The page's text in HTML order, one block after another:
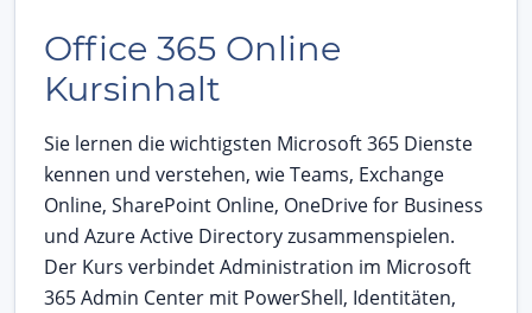
Office 365 Online
Kursinhalt
Sie lernen die wichtigsten Microsoft 365 Dienste
kennen und verstehen, wie Teams, Exchange
Online, SharePoint Online, OneDrive for Business
und Azure Active Directory zusammenspielen.
Der Kurs verbindet Administration im Microsoft
365 Admin Center mit PowerShell, Identitäten,